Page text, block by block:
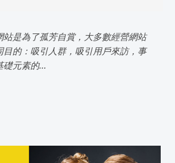
站是為了孤芳自賞，大多數經營網站
目的：吸引人群，吸引用戶來訪，事
礎元素的...